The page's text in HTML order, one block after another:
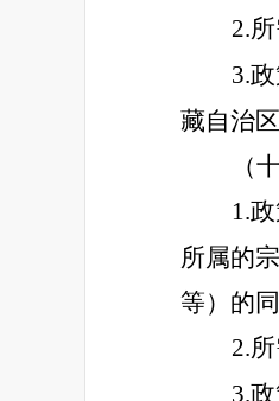
2.
3.
藏自治
（
1.
所属的
等）的
2.
3.